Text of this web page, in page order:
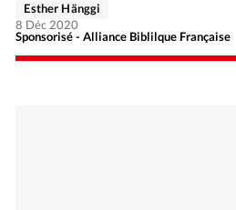
Sponsorisé - Alliance Biblilque Française
Esther Hänggi
8 Déc 2020